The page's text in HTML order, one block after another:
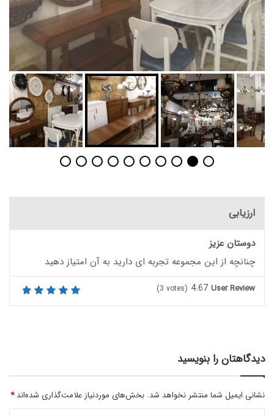
ارزیابی
دوستان عزیز
چنانچه از این مجموعه تجربه ای دارید به آن امتیاز دهید
User Review
4.67
(3 votes)
دیدگاهتان را بنویسید
نشانی ایمیل شما منتشر نخواهد شد. بخش‌های موردنیاز علامت‌گذاری شده‌اند*